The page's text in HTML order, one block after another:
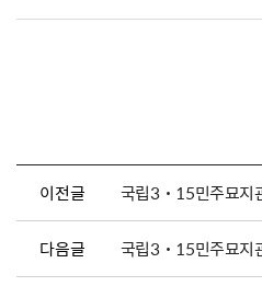
이전글
다음글